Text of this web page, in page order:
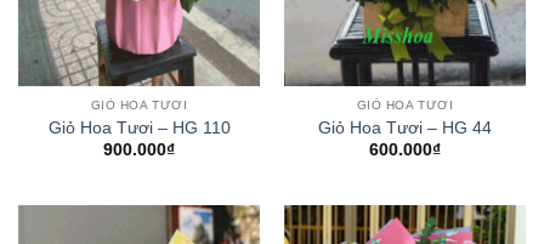
GIỎ HOA TƯƠI
Giỏ Hoa Tươi – HG 110
900.000₫
GIỎ HOA TƯƠI
Giỏ Hoa Tươi – HG 44
600.000₫